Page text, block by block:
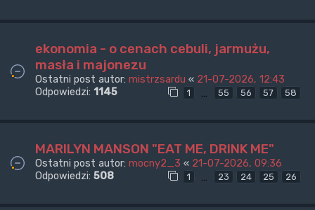
ekonomia - o cenach cebuli, jarmużu,
masła i majonezu
Ostatni post autor: mistrzsardu « 21-07-2026, 12:43
Odpowiedzi: 1145 1 … 55 56 57 58
MARILYN MANSON "EAT ME, DRINK ME"
Ostatni post autor: mocny2_3 « 21-07-2026, 09:36
Odpowiedzi: 508 1 23 24 25 26